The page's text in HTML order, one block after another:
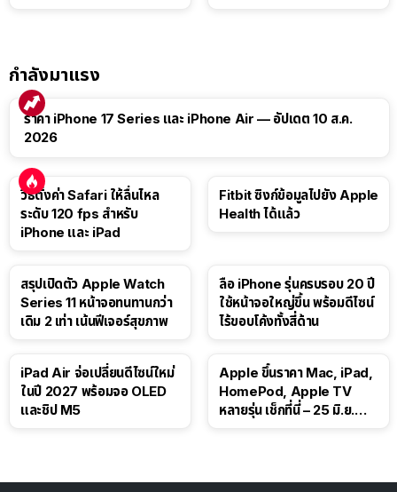
กำลังมาแรง
ราคา iPhone 17 Series และ iPhone Air — อัปเดต 10 ส.ค.
2026
วิธีตั้งค่า Safari ให้ลื่นไหล
ระดับ 120 fps สำหรับ
iPhone และ iPad
Fitbit ซิงก์ข้อมูลไปยัง Apple
Health ได้แล้ว
สรุปเปิดตัว Apple Watch
Series 11 หน้าจอทนทานกว่า
เดิม 2 เท่า เน้นฟีเจอร์สุขภาพ
ลือ iPhone รุ่นครบรอบ 20 ปี
ใช้หน้าจอใหญ่ขึ้น พร้อมดีไซน์
ไร้ขอบโค้งทั้งสี่ด้าน
iPad Air จ่อเปลี่ยนดีไซน์ใหม่
ในปี 2027 พร้อมจอ OLED
และชิป M5
Apple ขึ้นราคา Mac, iPad,
HomePod, Apple TV
หลายรุ่น เช็กที่นี่ – 25 มิ.ย.